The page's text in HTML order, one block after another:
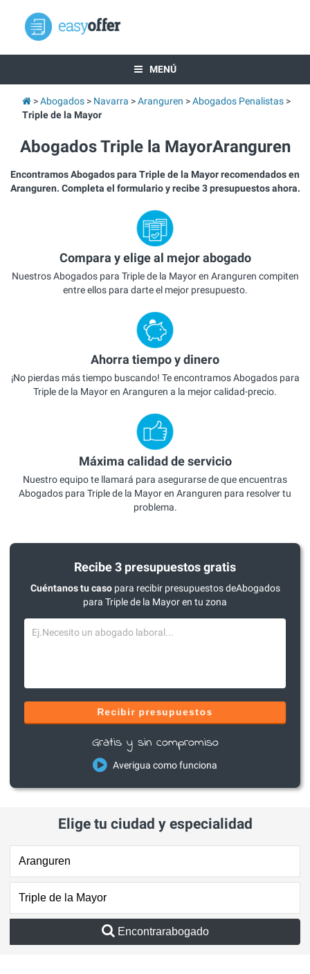
MENÚ
Abogados Navarra Aranguren
Abogados Penalistas
Triple de la Mayor
Abogados Triple la MayorAranguren
Encontramos Abogados para Triple de la Mayor recomendados en
Aranguren. Completa el formulario y recibe 3 presupuestos ahora.
Compara y elige al mejor abogado
Nuestros Abogados para Triple de la Mayor en Aranguren compiten
entre ellos para darte el mejor presupuesto.
Ahorra tiempo y dinero
¡No pierdas más tiempo buscando! Te encontramos Abogados para
Triple de la Mayor en Aranguren a la mejor calidad-precio.
Máxima calidad de servicio
Nuestro equipo te llamará para asegurarse de que encuentras
Abogados para Triple de la Mayor en Aranguren para resolver tu
problema.
Recibe 3 presupuestos gratis
Cuéntanos tu casopara recibir presupuestos deAbogados
para Triple de la Mayor en tu zona
Recibir presupuestos
Gratis y sin compromiso
Averigua como funciona
Elige tu ciudad y especialidad
Encontrarabogado